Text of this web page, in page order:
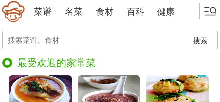
菜谱 名菜 食材 百科 健康
搜索
最受欢迎的家常菜